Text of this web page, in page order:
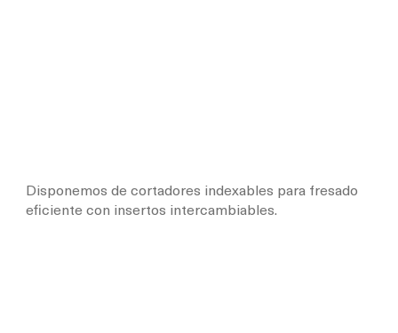
Disponemos de cortadores indexables para fresado
eficiente con insertos intercambiables.